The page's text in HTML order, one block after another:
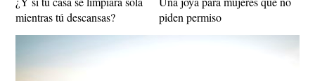
mientras tú descansas?
piden permiso